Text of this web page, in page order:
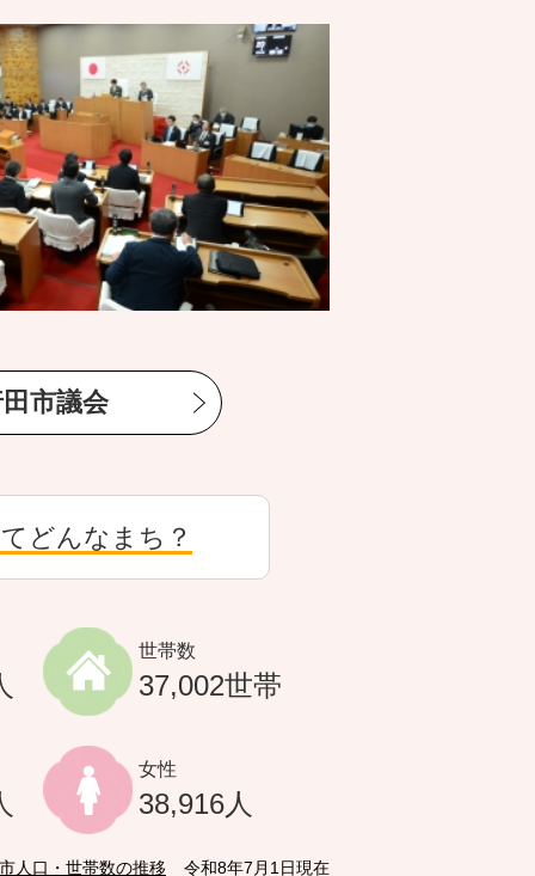
市議会
どんなまち？
世帯数
37,002世帯
女性
38,916人
人口・世帯数の推移 令和8年7月1日現在